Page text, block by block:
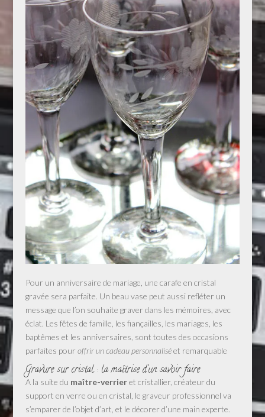
Pour un anniversaire de mariage, une carafe en cristal
gravée sera parfaite. Un beau vase peut aussi refléter un
message que l’on souhaite graver dans les mémoires, avec
éclat. Les fêtes de famille, les fiançailles, les mariages, les
baptêmes et les anniversaires, sont toutes des occasions
parfaites pour offrir un cadeau personnaliséet remarquable
Gravure sur cristal : la maîtrise d’un savoir faire
A la suite du maître-verrieret cristallier, créateur du
support en verre ou en cristal, le graveur professionnel va
s’emparer de l’objet d’art, et le décorer d’une main experte.